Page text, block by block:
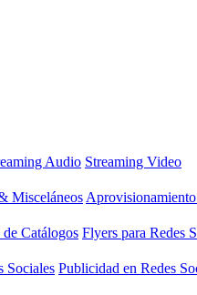
Audio Streaming Video
Misceláneos
Catálogos Flyers para Redes
Sociales Publicidad en Redes